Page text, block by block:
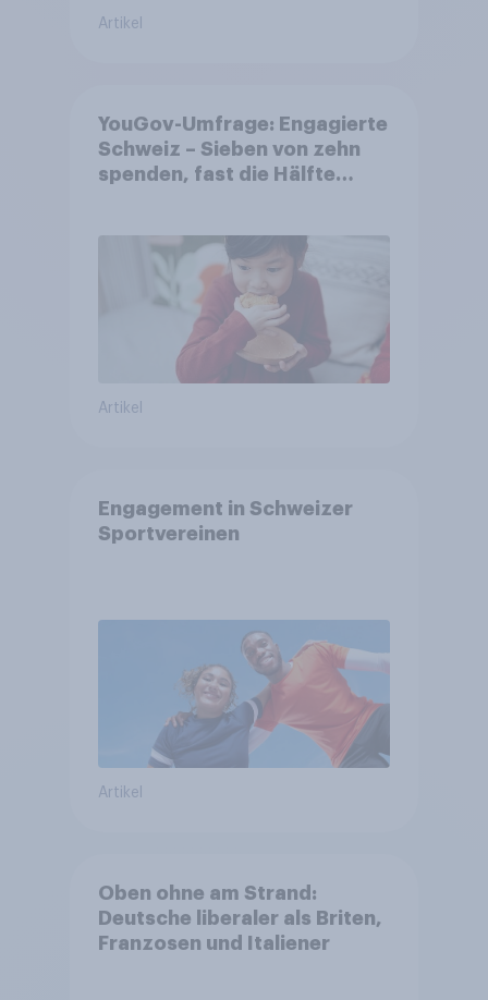
Artikel
YouGov-Umfrage: Engagierte
Schweiz – Sieben von zehn
spenden, fast die Hälfte
Artikel
Engagement in Schweizer
Sportvereinen
Artikel
Oben ohne am Strand:
Deutsche liberaler als Briten,
Franzosen und Italiener